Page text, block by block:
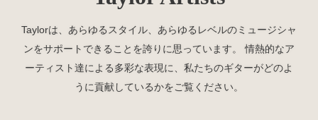
Taylorは、あらゆるスタイル、あらゆるレベルのミュージシャ
ンをサポートできることを誇りに思っています。 情熱的なア
ーティスト達による多彩な表現に、私たちのギターがどのよ
うに貢献しているかをご覧ください。